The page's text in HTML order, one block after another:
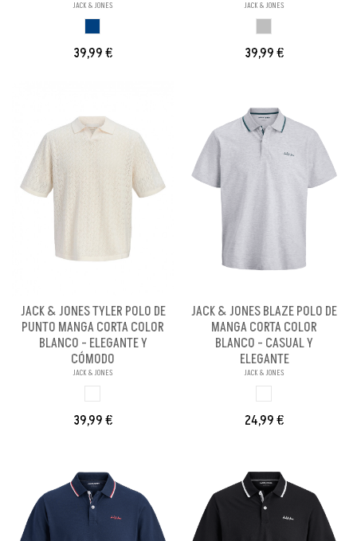
JACK & JONES
39,99 €
JACK & JONES
39,99 €
JACK & JONES TYLER POLO DE
PUNTO MANGA CORTA COLOR
BLANCO - ELEGANTE Y
CÓMODO
JACK & JONES
39,99 €
JACK & JONES BLAZE POLO DE
MANGA CORTA COLOR
BLANCO - CASUAL Y
ELEGANTE
JACK & JONES
24,99 €